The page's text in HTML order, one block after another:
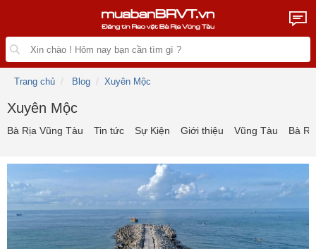
Trang chủ Blog Xuyên Mộc
Xuyên Mộc
Bà Rịa Vũng Tàu Tin tức Sự Kiện Giới thiệu Vũng Tàu Bà